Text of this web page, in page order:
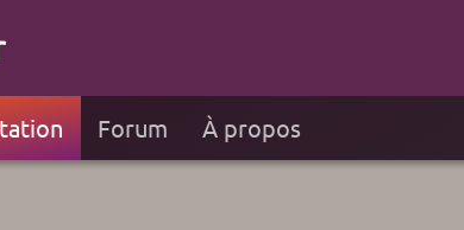
Forum À propos